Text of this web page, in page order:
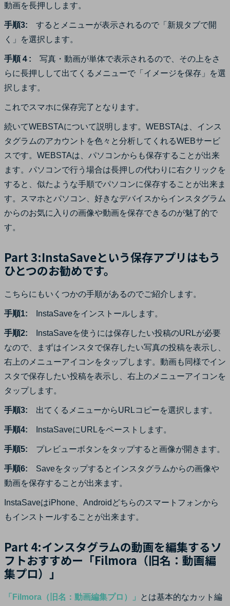
動画を長押しします。
手順3: するとメニューが表示されるので「新規タブで開
く」を選択します。
手順４: 写真・動画が単体で表示されるので、その上をさ
らに長押しして出てくるメニューで「イメージを保存」を選
択します。
これでスマホに保存完了となります。
続いてWEBSTAについて説明します。WEBSTAは、インス
タグラムのアカウントを色々と分析してくれるWEBサービ
スです。WEBSTAは、パソコンからも保存することが出来
ます。パソコンで行う場合は長押しの代わりに右クリックを
すると、似たような手順でパソコンに保存することが出来ま
す。スマホとパソコン、好きなデバイスからインスタグラム
からのお気に入りの画像や動画を保存できるのが魅了的で
す。
Part 3:InstaSaveという保存アプリはもう
ひとつのお勧めです。
こちらにもいくつかの手順があるのでご紹介します。
手順1: InstaSaveをインストールします。
手順2: InstaSaveを使うには保存したい投稿のURLが必要
なので、まずはインスタで保存したい写真の投稿を表示し、
右上のメニューアイコンをタップします。動画も同様でイン
スタで保存したい投稿を表示し、右上のメニューアイコンを
タップします。
手順3: 出てくるメニューからURLコピーを選択します。
手順4: InstaSaveにURLをペーストします。
手順5: プレビューボタンをタップすると画像が開きます。
手順6: Saveをタップするとインスタグラムからの画像や
動画を保存することが出来ます。
InstaSaveはiPhone、Androidどちらのスマートフォンから
もインストールすることが出来ます。
Part 4:インスタグラムの動画を編集するソ
フトおすすめー「Filmora（旧名：動画編
集プロ）」
「Filmora（旧名：動画編集プロ）」 とは基本的なカット編